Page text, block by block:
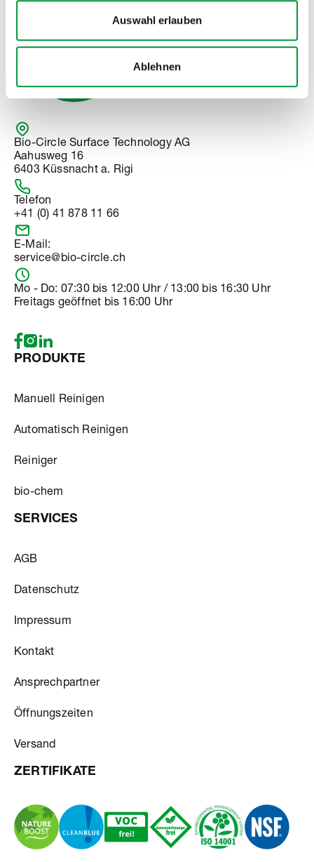
Auswahl erlauben
Ablehnen
Bio-Circle Surface Technology AG
Aahusweg 16
6403 Küssnacht a. Rigi
Telefon
+41 (0) 41 878 11 66
E-Mail:
service@bio-circle.ch
Mo - Do: 07:30 bis 12:00 Uhr / 13:00 bis 16:30 Uhr
Freitags geöffnet bis 16:00 Uhr
PRODUKTE
Manuell Reinigen
Automatisch Reinigen
Reiniger
bio-chem
SERVICES
AGB
Datenschutz
Impressum
Kontakt
Ansprechpartner
Öffnungszeiten
Versand
ZERTIFIKATE